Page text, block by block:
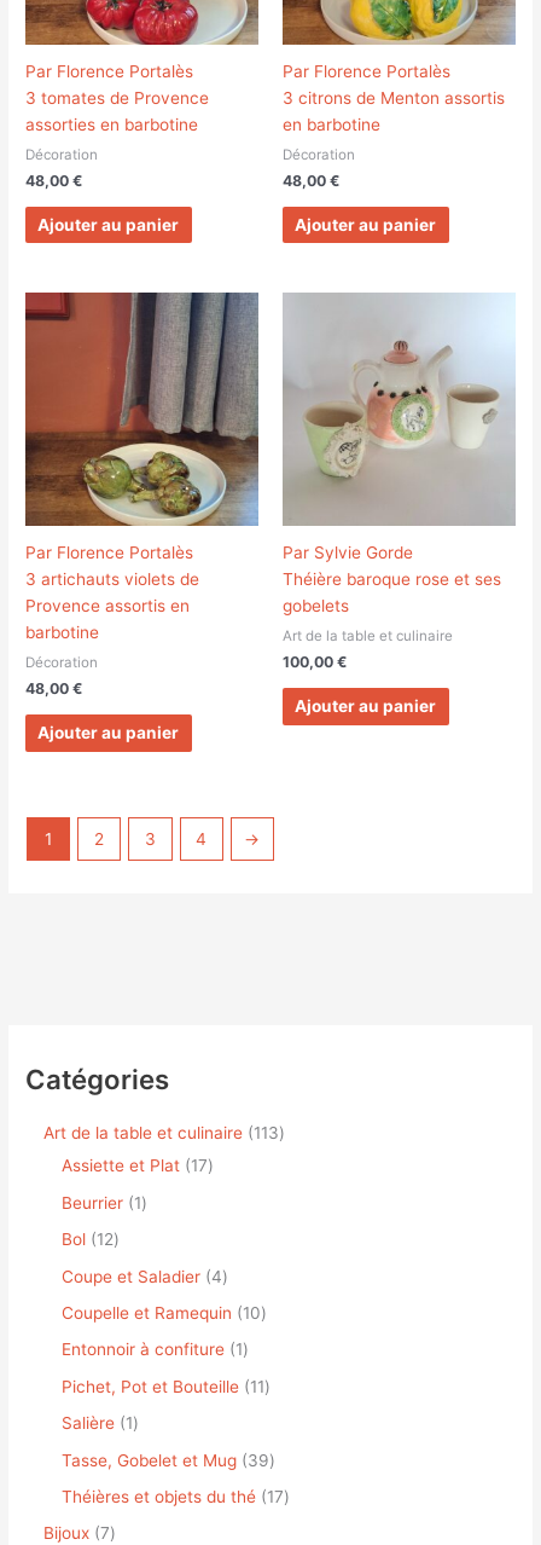
Par Florence Portalès
3 tomates de Provence
assorties en barbotine
Décoration
48,00€
Ajouter au panier
Par Florence Portalès
3 citrons de Menton assortis
en barbotine
Décoration
48,00 €
Ajouter au panier
Par Florence Portalès
3 artichauts violets de
Provence assortis en
barbotine
Décoration
48,00€
Ajouter au panier
Par Sylvie Gorde
Théière baroque rose et ses
gobelets
Art de la table et culinaire
100,00 €
Ajouter au panier
1 2 3 4 →
Catégories
Art de la table et culinaire
113
Assiette et Plat
17
Beurrier
1
Bol
12
Coupe et Saladier 4
Coupelle et Ramequin
10
Entonnoir à confiture
1
Pichet, Pot et Bouteille
11
Salière
1
Tasse, Gobelet et Mug
39
Théières et objets du thé
17
Bijoux 7